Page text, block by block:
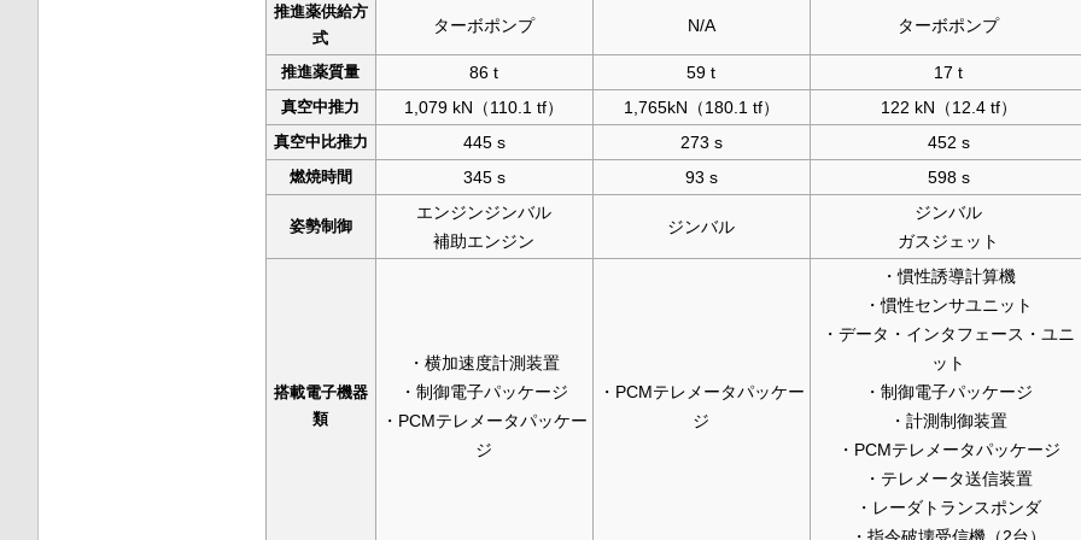
推進薬供給方
式
ターボポンプ N/A ターボポンプ
推進薬質量 86 t 59 t 17 t
真空中推力 1,079 kN（110.1 tf） 1,765kN（180.1 tf） 122 kN（12.4 tf）
真空中比推力 445 s 273 s 452 s
燃焼時間 345 s 93 s 598 s
姿勢制御
エンジンジンバル
補助エンジン
ジンバル
ジンバル
ガスジェット
搭載電子機器
類
・横加速度計測装置
・制御電子パッケージ
・PCMテレメータパッケー
ジ
・PCMテレメータパッケー
ジ
・慣性誘導計算機
・慣性センサユニット
・データ・インタフェース・ユニ
ット
・制御電子パッケージ
・計測制御装置
・PCMテレメータパッケージ
・テレメータ送信装置
・レーダトランスポンダ